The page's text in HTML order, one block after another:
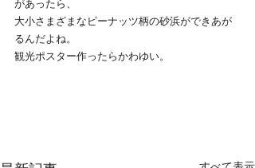
があったら、
大小さまざまなピーナッツ柄の砂浜ができあが
るんだよね。
観光ポスター作ったらかわゆい。